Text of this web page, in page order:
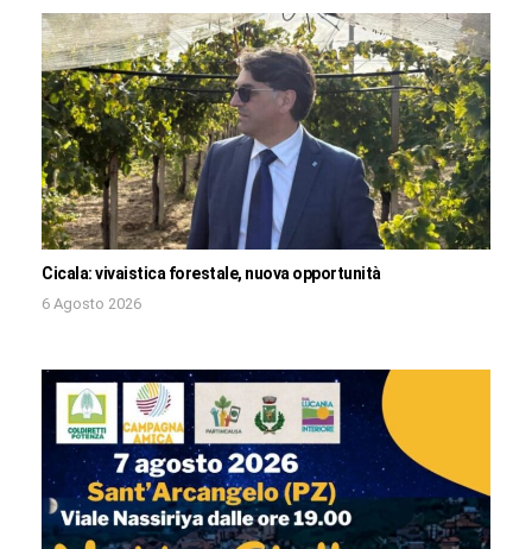
Cicala: vivaistica forestale, nuova opportunità
6 Agosto 2026